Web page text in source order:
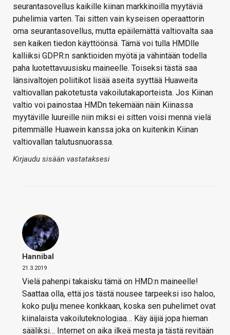
seurantasovellus kaikille kiinan markkinoilla myytäviä
puhelimia varten. Tai sitten vain kyseisen operaattorin
oma seurantasovellus, mutta epäilemättä valtiovalta saa
sen kaiken tiedon käyttöönsä. Tämä voi tulla HMDlle
kalliiksi GDPR:n sanktioiden myötä ja vähintään todella
paha luotettavuusisku maineelle. Toiseksi tästä saa
länsivaltojen poliitikot lisää aseita syyttää Huaweita
valtiovallan pakotetusta vakoilutakaporteista. Jos Kiinan
valtio voi painostaa HMDn tekemään näin Kiinassa
myytäville luureille niin miksi ei sitten voisi mennä vielä
pitemmälle Huawein kanssa joka on kuitenkin Kiinan
valtiovallan talutusnuorassa.
Kirjaudu sisään vastataksesi
Hannibal
21.3.2019
Vielä pahenpi takaisku tämä on HMD:n maineelle!
Saattaa olla, että jos tästä nousee tarpeeksi iso haloo,
koko pulju menee konkkaan, koska sen puhelimet ovat
kiinalaista vakoiluteknologiaa… Käy äijiä jopa hieman
sääliksi… Internet on aika ilkeä mesta ja tästä revitään